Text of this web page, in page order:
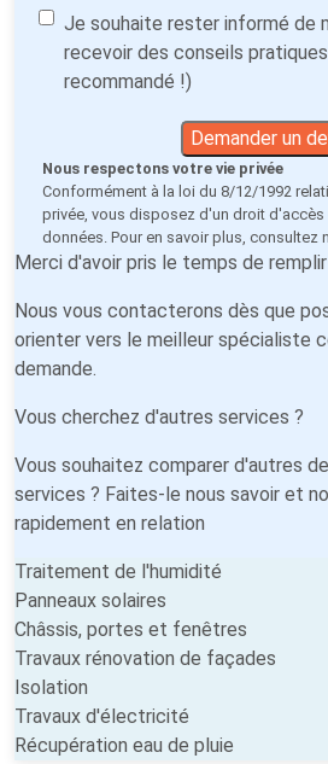
Je souhaite rester informé de
recevoir des conseils
recommandé !)
Demander un
Nous respectons votre vie privée
Conformément à la loi du 8/12/1992
privée, vous disposez d'un droit
données. Pour en savoir plus, consultez
Merci d'avoir pris le temps de
Nous vous contacterons dès que
orienter vers le meilleur spécialiste
demande.
Vous cherchez d'autres services ?
Vous souhaitez comparer d'autres
services ? Faites-le nous savoir et
rapidement en relation
Traitement de l'humidité
Panneaux solaires
Châssis, portes et fenêtres
Travaux rénovation de façades
Isolation
Travaux d'électricité
Récupération eau de pluie